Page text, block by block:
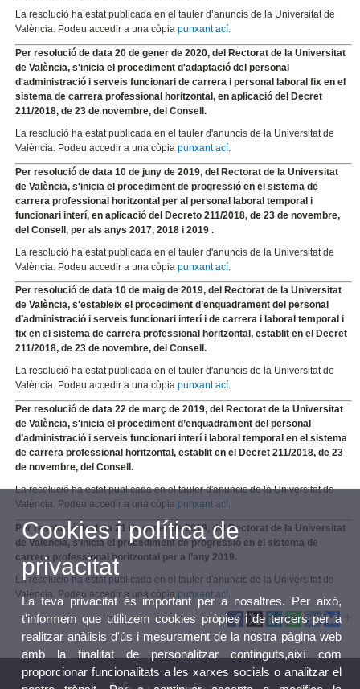
La resolució ha estat publicada en el tauler d’anuncis de la Universitat de
València. Podeu accedir a una còpiapunxant ací.
Per resolució de data 20 de gener de 2020, del Rectorat de la Universitat
de València, s'inicia el procediment d'adaptació del personal
d'administració i serveis funcionari de carrera i personal laboral fix en el
sistema de carrera professional horitzontal, en aplicació del Decret
211/2018, de 23 de novembre, del Consell.
La resolució ha estat publicada en el tauler d'anuncis de la Universitat de
València. Podeu accedir a una còpiapunxant ací
Per resolució de data 10 de juny de 2019, del Rectorat de la Universitat
de València, s'inicia el procediment de progressió en el sistema de
carrera professional horitzontal per al personal laboral temporal i
funcionari interí, en aplicació del Decreto 211/2018, de 23 de novembre,
del Consell, per als anys 2017, 2018 i 2019 .
La resolució ha estat publicada en el tauler d'anuncis de la Universitat de
València. Podeu accedir a una còpiapunxant ací
Per resolució de data 10 de maig de 2019, del Rectorat de la Universitat
de València, s'estableix el procediment d’enquadrament del personal
d’administració i serveis funcionari interí i de carrera i laboral temporal i
fix en el sistema de carrera professional horitzontal, establit en el Decret
211/2018, de 23 de novembre, del Consell.
La resolució ha estat publicada en el tauler d'anuncis de la Universitat de
València. Podeu accedir a una còpiapunxant ací.
Per resolució de data 22 de març de 2019, del Rectorat de la Universitat
de València, s'inicia el procediment d’enquadrament del personal
d’administració i serveis funcionari interí i laboral temporal en el sistema
de carrera professional horitzontal, establit en el Decret 211/2018, de 23
de novembre, del Consell.
La resolució ha estat publicada en el tauler d'anuncis de la Universitat de
València. Podeu accedir a una còpia punxant ací.
Per resolució de data 21 de gener de 2019, del Rectorat de la Universitat
de València, s'inicia el procediment de progressió en el sistema de
carrera professional horitzontal per a l’any 2019.
La resolució ha estat publicada en el tauler d'anuncis de la Universitat de
València. Podeu accedir a una còpia punxant ací.
Cookies i política de
privacitat
La teva privacitat és important per a nosaltres. Per això,
t'informem que utilitzem cookies pròpies i de tercers per a
realitzar anàlisis d'ús i mesurament de la nostra pàgina web
amb la finalitat de personalitzar continguts,així com
proporcionar funcionalitats a les xarxes socials o analitzar el